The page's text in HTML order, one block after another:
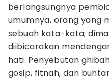
berlangsungnya
umumnya, orang yang
sebuah kata-kata;
diibicarakan
hati. Penyebutan
gosip, fitnah, dan